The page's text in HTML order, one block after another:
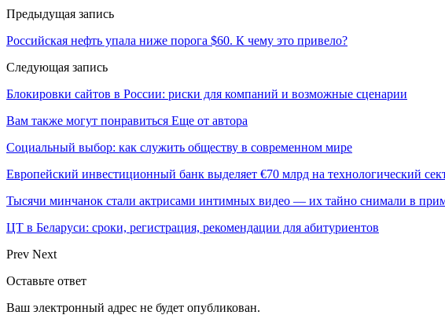
Предыдущая запись
Российская нефть упала ниже порога $60. К чему это привело?
Следующая запись
Блокировки сайтов в России: риски для компаний и возможные сценарии
Вам также могут понравиться Еще от автора
Социальный выбор: как служить обществу в современном мире
Европейский инвестиционный банк выделяет €70 млрд на технологический
Тысячи минчанок стали актрисами интимных видео — их тайно снимали в
ЦТ в Беларуси: сроки, регистрация, рекомендации для абитуриентов
Prev Next
Оставьте ответ
Ваш электронный адрес не будет опубликован.